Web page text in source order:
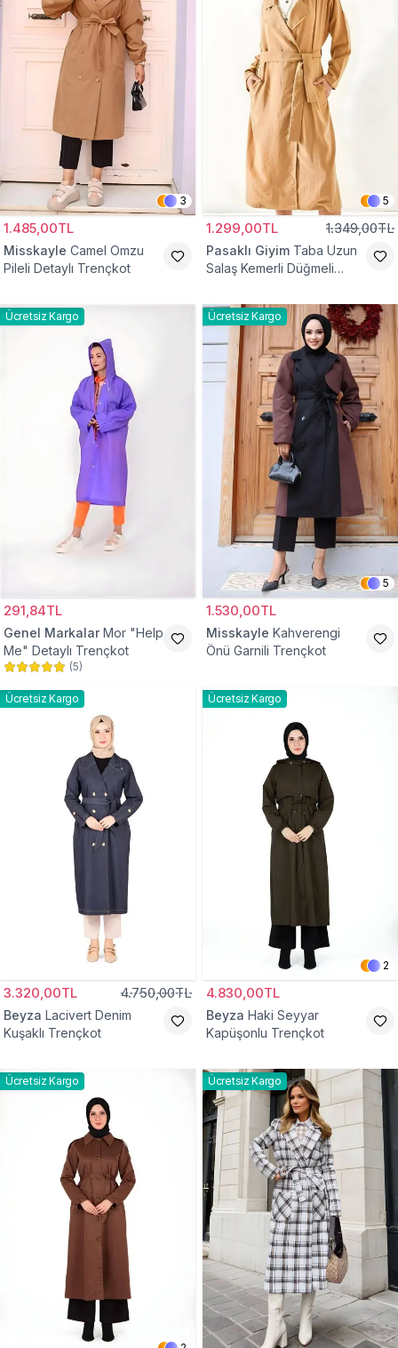
3
1.485,00TL
Misskayle Camel Omzu
Pileli Detaylı Trençkot
5
1.299,00TL 1.349,00TL
Pasaklı Giyim Taba Uzun
Salaş Kemerli Düğmeli
Ücretsiz Kargo
291,84TL
Genel Markalar Mor "Help
Me" Detaylı Trençkot
(5)
Ücretsiz Kargo
5
1.530,00TL
Misskayle Kahverengi
Önü Garnili Trençkot
Ücretsiz Kargo
3.320,00TL 4.750,00TL
Beyza Lacivert Denim
Kuşaklı Trençkot
Ücretsiz Kargo
2
4.830,00TL
Beyza Haki Seyyar
Kapüşonlu Trençkot
Ücretsiz Kargo Ücretsiz Kargo